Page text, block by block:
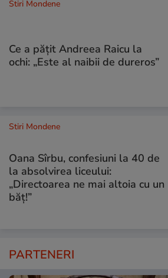
Stiri Mondene
Ce a pățit Andreea Raicu la
ochi: „Este al naibii de dureros”
Stiri Mondene
Oana Sîrbu, confesiuni la 40 de
la absolvirea liceului:
„Directoarea ne mai altoia cu un
băț!”
PARTENERI